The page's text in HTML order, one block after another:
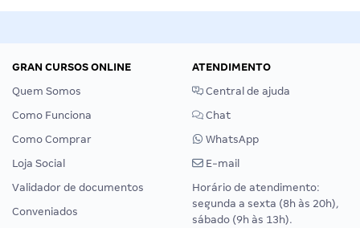
GRAN CURSOS ONLINE
Quem Somos
Como Funciona
Como Comprar
Loja Social
Validador de documentos
Conveniados
ATENDIMENTO
Central de ajuda
Chat
WhatsApp
E-mail
Horário de atendimento:
segunda a sexta (8h às 20h),
sábado (9h às 13h).